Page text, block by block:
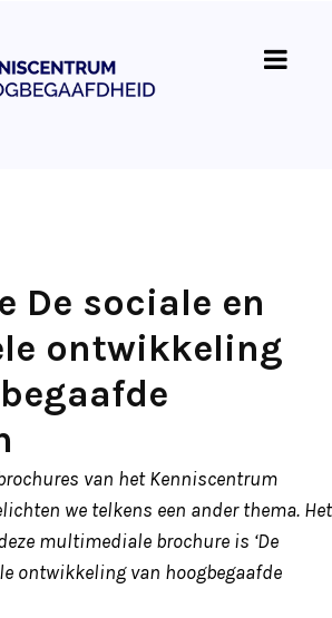
De sociale en
ontwikkeling
van het Kenniscentrum
we telkens een ander thema. Het
multimediale brochure is ‘De
ontwikkeling van hoogbegaafde